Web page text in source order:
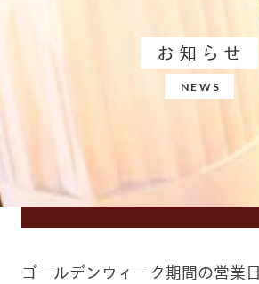
お知らせ
NEWS
ゴールデンウィーク期間の営業